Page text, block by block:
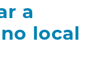
a
local